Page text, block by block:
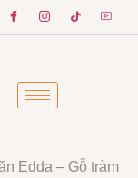
Edda – Gỗ tràm